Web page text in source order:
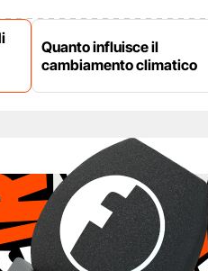
Quanto influisce il
cambiamento climatico